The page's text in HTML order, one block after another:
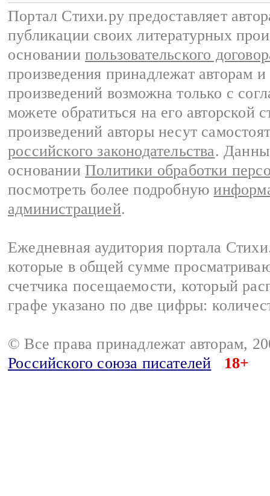
Портал Стихи.ру предоставляет
публикации своих литературных
основании пользовательского
произведения принадлежат авторам
произведений возможна только с
можете обратиться на его авторской
произведений авторы несут
российского законодательства.
основании Политики обработки
посмотреть более подробную
администрацией.
Ежедневная аудитория портала
которые в общей сумме
счетчика посещаемости, который
графе указано по две цифры:
© Все права принадлежат авторам,
Российского союза писателей
18+